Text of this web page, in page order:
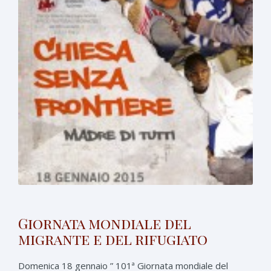
Giornata mondiale del
migrante e del rifugiato
Domenica 18 gennaio ” 101ª Giornata mondiale del